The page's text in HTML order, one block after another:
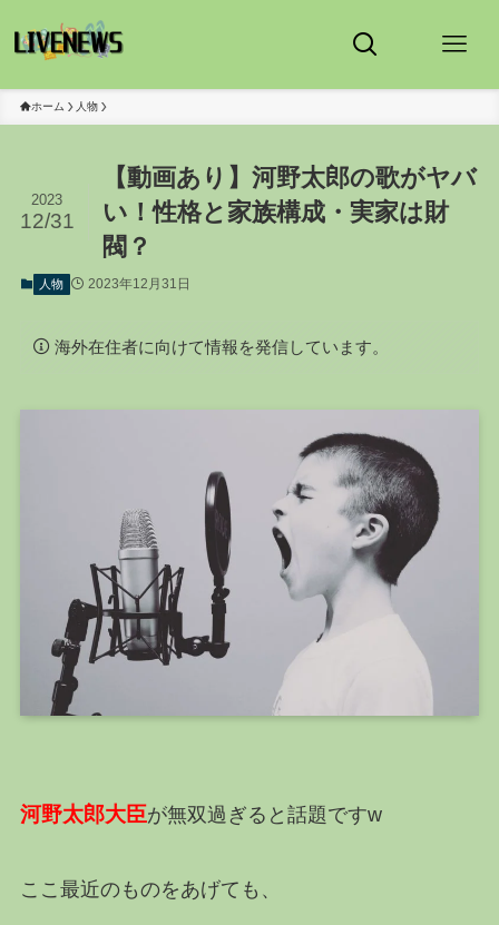
ホーム 人物
【動画あり】河野太郎の歌がヤバ
い！性格と家族構成・実家は財
閥？
2023
12/31
人物 2023年12月31日
海外在住者に向けて情報を発信しています。
河野太郎大臣が無双過ぎると話題ですw
ここ最近のものをあげても、